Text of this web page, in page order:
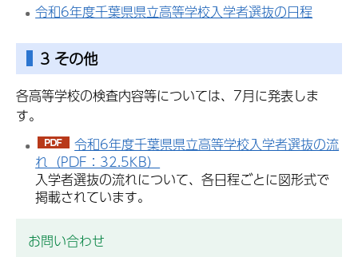
令和6年度千葉県県立高等学校入学者選抜の日程
3 その他
各高等学校の検査内容等については、7月に発表しま
す。
令和6年度千葉県県立高等学校入学者選抜の流
れ（PDF：32.5KB）
入学者選抜の流れについて、各日程ごとに図形式で
掲載されています。
お問い合わせ